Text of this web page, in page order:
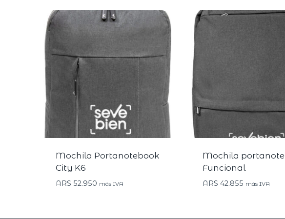
Mochila Portanotebook
City K6
ARS 52.950 más IVA
Mochila
Funcional
ARS 42.855 más IVA